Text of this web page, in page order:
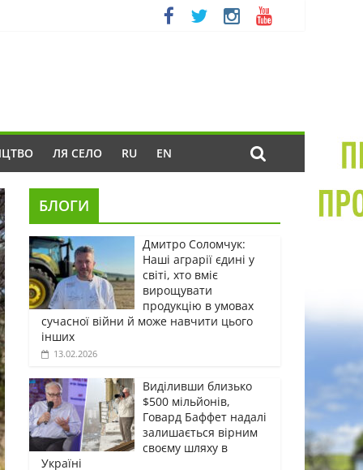
ЛЯ СЕЛО RU EN
БЛОГИ
Дмитро Соломчук:
Наші аграрії єдині у
світі, хто вміє
вирощувати
продукцію в умовах
сучасної війни й може навчити цього
інших
13.02.2026
Виділивши близько
$500 мільйонів,
Говард Баффет надалі
залишається вірним
своєму шляху в
Україні